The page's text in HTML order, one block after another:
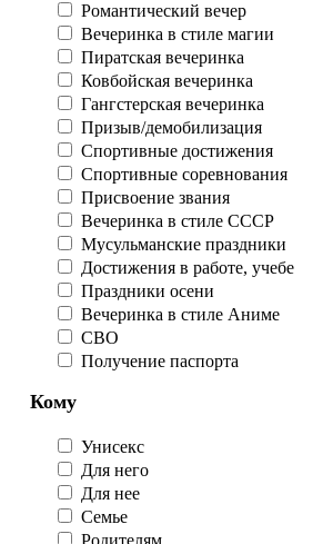
Романтический вечер
Вечеринка в стиле магии
Пиратская вечеринка
Ковбойская вечеринка
Гангстерская вечеринка
Призыв/демобилизация
Спортивные достижения
Спортивные соревнования
Присвоение звания
Вечеринка в стиле СССР
Мусульманские праздники
Достижения в работе, учебе
Праздники осени
Вечеринка в стиле Аниме
СВО
Получение паспорта
Кому
Унисекс
Для него
Для нее
Семье